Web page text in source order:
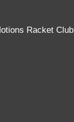
Racket Club